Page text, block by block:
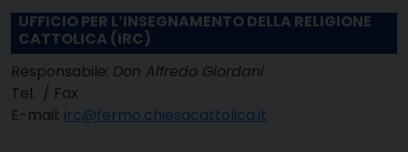
UFFICIO PER L’INSEGNAMENTO DELLA RELIGIONE
CATTOLICA (IRC)
Responsabile: Don Alfredo Giordani
Tel. / Fax
E-mail: irc@fermo.chiesacattolica.it